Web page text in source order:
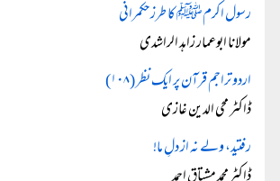
رسول اکرمﷺ کا طرز حکمرانی
مولانا ابوعمار زاہد الراشدی
اردو تراجم قرآن پر ایک نظر (۱۰۸)
ڈاکٹر محی الدین غازی
رفتید، ولے نہ از دلِ ما!